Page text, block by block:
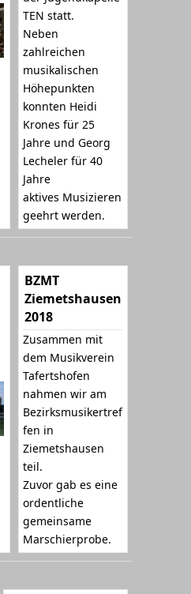
TEN statt.
Neben
zahlreichen
musikalischen
Höhepunkten
konnten Heidi
Krones für 25
Jahre und Georg
Lecheler für 40
Jahre
aktives Musizieren
geehrt werden.
BZMT
Ziemetshausen
2018
Zusammen mit
dem Musikverein
Tafertshofen
nahmen wir am
Bezirksmusikertref
fen in
Ziemetshausen
teil.
Zuvor gab es eine
ordentliche
gemeinsame
Marschierprobe.